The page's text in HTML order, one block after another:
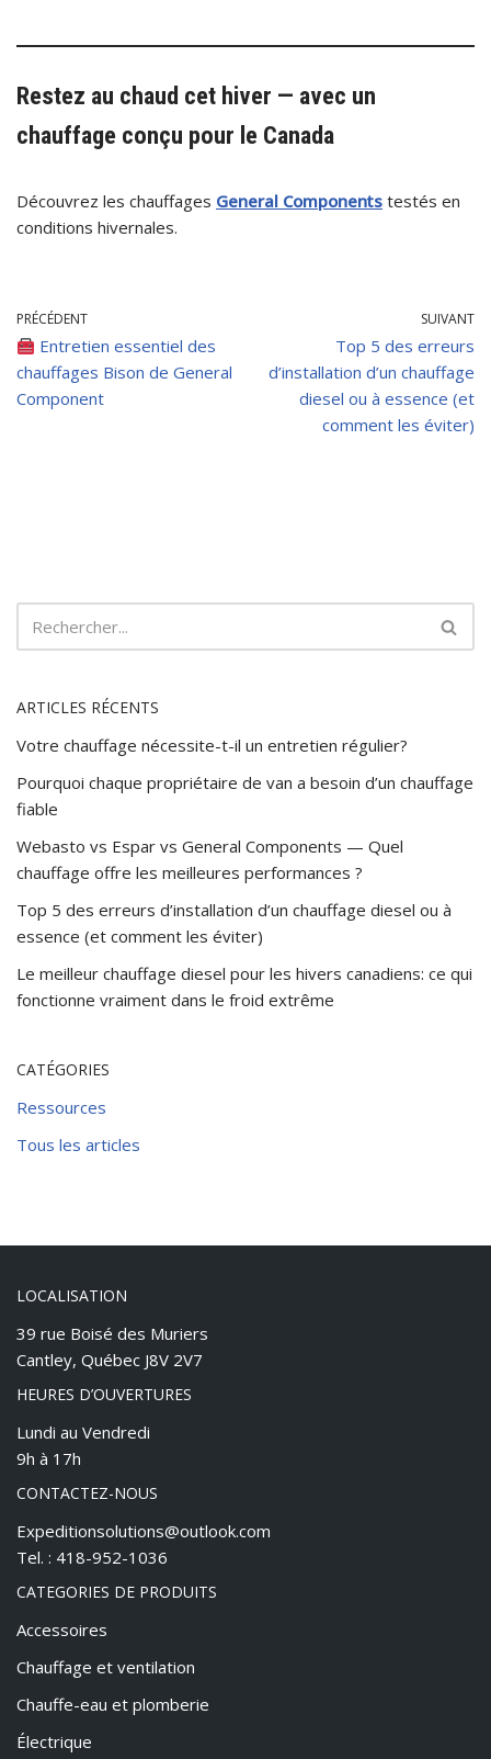
Restez au chaud cet hiver — avec un
chauffage conçu pour le Canada
Découvrez les chauffages General Components testés en
conditions hivernales.
PRÉCÉDENT
Entretien essentiel des
chauffages Bison de General
Component
SUIVANT
Top 5 des erreurs
d’installation d’un chauffage
diesel ou à essence (et
comment les éviter)
ARTICLES RÉCENTS
Votre chauffage nécessite-t-il un entretien régulier?
Pourquoi chaque propriétaire de van a besoin d’un chauffage
fiable
Webasto vs Espar vs General Components — Quel
chauffage offre les meilleures performances ?
Top 5 des erreurs d’installation d’un chauffage diesel ou à
essence (et comment les éviter)
Le meilleur chauffage diesel pour les hivers canadiens: ce qui
fonctionne vraiment dans le froid extrême
CATÉGORIES
Ressources
Tous les articles
LOCALISATION
39 rue Boisé des Muriers
Cantley, Québec J8V 2V7
HEURES D’OUVERTURES
Lundi au Vendredi
9h à 17h
CONTACTEZ-NOUS
Expeditionsolutions@outlook.com
Tel. : 418-952-1036
CATEGORIES DE PRODUITS
Accessoires
Chauffage et ventilation
Chauffe-eau et plomberie
Électrique